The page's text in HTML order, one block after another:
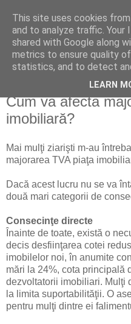
Reflecţii
blog de reflecţii, informaţii
luni, 28 iunie 2010
Cum va afecta
imobiliară?
Mai mulţi ziarişti m-au
majorarea TVA piaţa
Dacă acest lucru nu se va
două mari categorii de
Consecinţe directe
Înainte de toate, există o
decis desfiinţarea cotei
imobilelor noi, în anumite
mări la 24%, cota principală
dezvoltatorii imobiliari. Mulţi
la limita suportabilităţii. O
pentru mulţi dintre ei
This site uses cookies
and to analyze traffic. Your
shared with Google along
metrics to ensure quality
statistics, and to detect
LEARN